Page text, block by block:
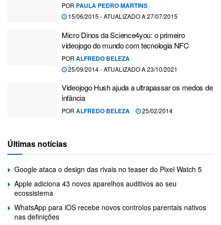
POR PAULA PEDRO MARTINS
15/06/2015 - ATUALIZADO A 27/07/2015
Micro Dinos da Science4you: o primeiro
videojogo do mundo com tecnologia NFC
POR ALFREDO BELEZA
25/09/2014 - ATUALIZADO A 23/10/2021
Videojogo Hush ajuda a ultrapassar os medos de
infância
POR ALFREDO BELEZA 25/02/2014
Últimas notícias
Google ataca o design das rivais no teaser do Pixel Watch 5
Apple adiciona 43 novos aparelhos auditivos ao seu
ecossistema
WhatsApp para iOS recebe novos controlos parentais nativos
nas definições